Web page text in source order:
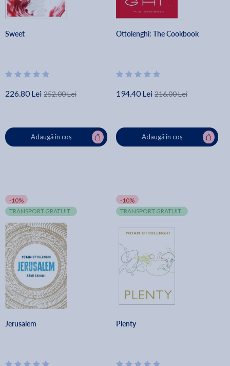
Sweet
226.80 Lei 252.00 Lei
Adaugă în coș
Ottolenghi: The Cookbook
194.40 Lei 216.00 Lei
Adaugă în coș
-10%
TRANSPORT GRATUIT
Jerusalem
-10%
TRANSPORT GRATUIT
Plenty